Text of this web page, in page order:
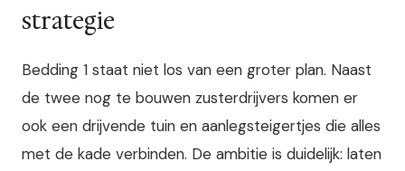
strategie
Bedding 1 staat niet los van een groter plan. Naast
de twee nog te bouwen zusterdrijvers komen er
ook een drijvende tuin en aanlegsteigertjes die alles
met de kade verbinden. De ambitie is duidelijk: laten